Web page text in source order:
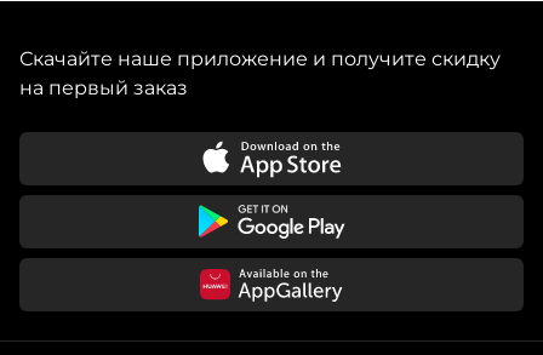
Скачайте наше приложение и получите скидку
на первый заказ